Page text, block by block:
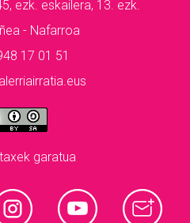
ezk. eskailera, 13. ezk.
- Nafarroa
17 01 51
garatua